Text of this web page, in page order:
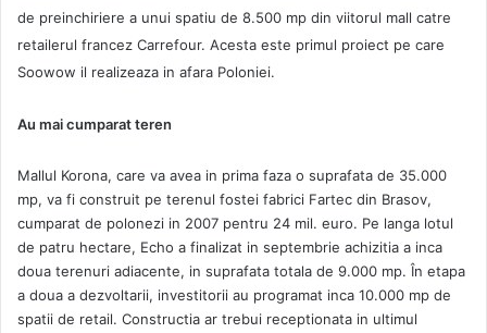
de preinchiriere a unui spatiu de 8.500 mp din viitorul mall catre
retailerul francez Carrefour. Acesta este primul proiect pe care
Soowow il realizeaza in afara Poloniei.
Au mai cumparat teren
Mallul Korona, care va avea in prima faza o suprafata de 35.000
mp, va fi construit pe terenul fostei fabrici Fartec din Brasov,
cumparat de polonezi in 2007 pentru 24 mil. euro. Pe langa lotul
de patru hectare, Echo a finalizat in septembrie achizitia a inca
doua terenuri adiacente, in suprafata totala de 9.000 mp. În etapa
a doua a dezvoltarii, investitorii au programat inca 10.000 mp de
spatii de retail. Constructia ar trebui receptionata in ultimul